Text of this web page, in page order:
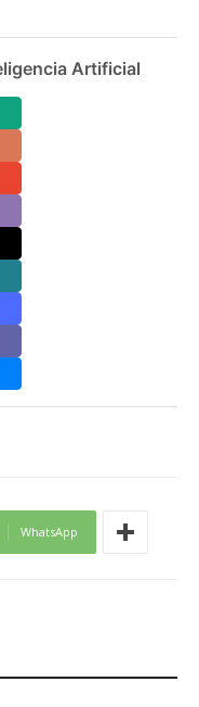
Artificial
WhatsApp